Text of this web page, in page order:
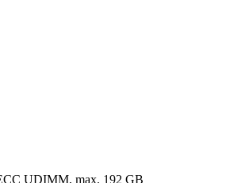
UDIMM, max. 192 GB